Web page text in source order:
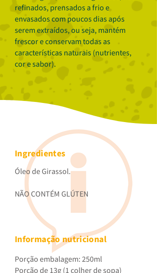
refinados, prensados a frio e
envasados com poucos dias após
serem extraídos, ou seja, mantém
frescor e conservam todas as
características naturais (nutrientes,
cor e sabor).
Informação nutricional
Ingredientes
Óleo de Girassol.
NÃO CONTÉM GLÚTEN
Porção embalagem: 250ml
Porção de 13g (1 colher de sopa)